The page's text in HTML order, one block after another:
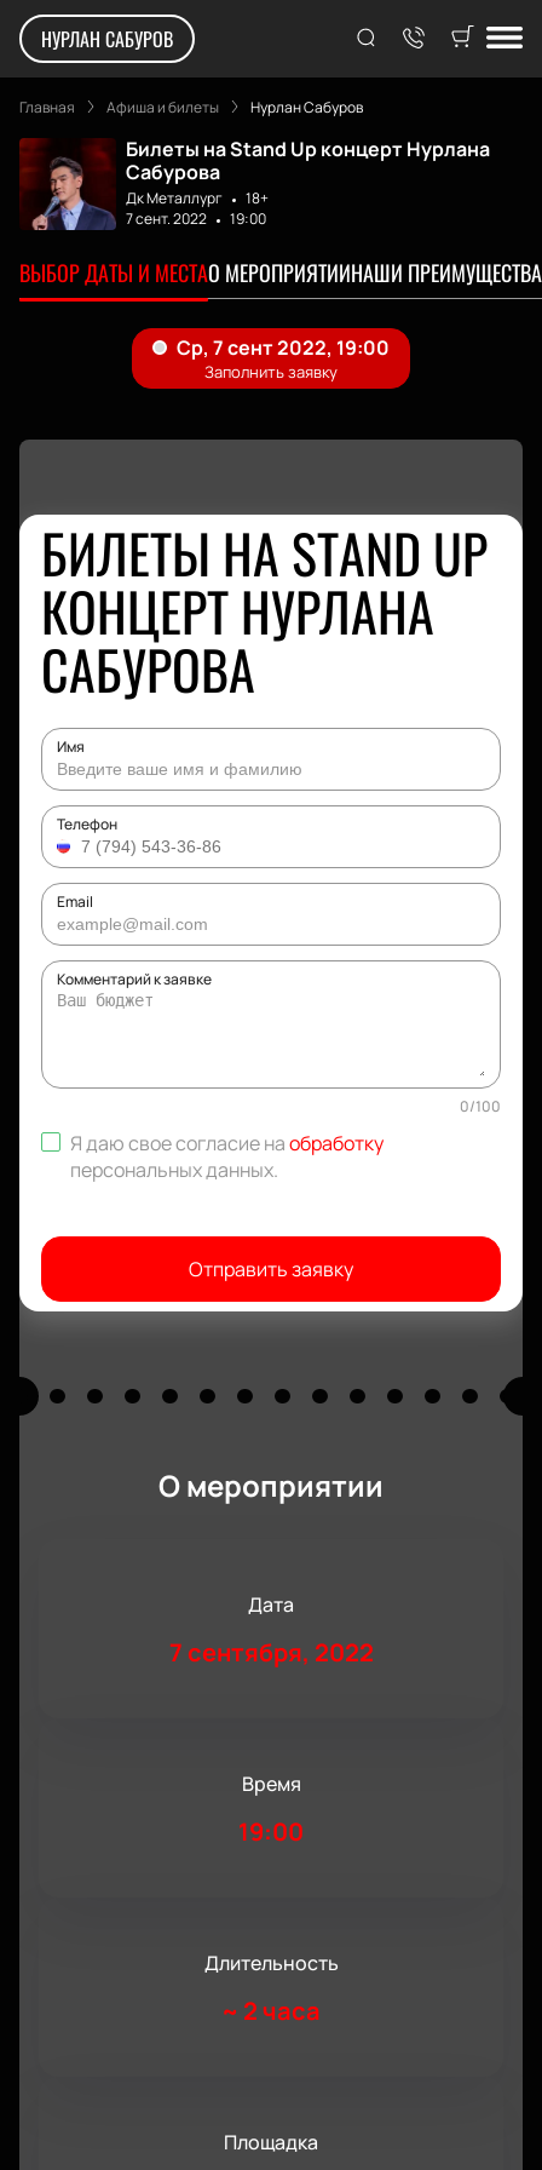
НУРЛАН САБУРОВ
Главная Афиша и билеты Нурлан Сабуров
Билеты на Stand Up концерт Нурлана
Сабурова
Дк Металлург
18+
7 сент. 2022
19:00
ВЫБОР ДАТЫ И МЕСТАО МЕРОПРИЯТИИНАШИ ПРЕИМУЩЕСТВА
БИЛЕТЫ НА STAND UP
КОНЦЕРТ НУРЛАНА
САБУРОВА
Имя
Телефон
Email
Комментарий к заявке
0/100
Я даю свое согласие наобработку
персональных данных.
Отправить заявку
О мероприятии
Дата
7 сентября, 2022
Время
19:00
Длительность
~ 2 часа
Площадка